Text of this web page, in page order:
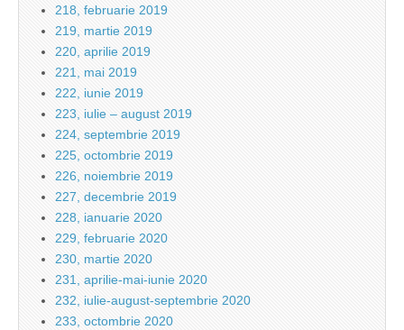
218, februarie 2019
219, martie 2019
220, aprilie 2019
221, mai 2019
222, iunie 2019
223, iulie – august 2019
224, septembrie 2019
225, octombrie 2019
226, noiembrie 2019
227, decembrie 2019
228, ianuarie 2020
229, februarie 2020
230, martie 2020
231, aprilie-mai-iunie 2020
232, iulie-august-septembrie 2020
233, octombrie 2020